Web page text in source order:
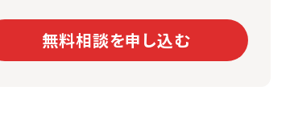
無料相談を申し込む